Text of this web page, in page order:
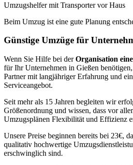
Umzugshelfer mit Transporter vor Haus
Beim Umzug ist eine gute Planung
Günstige Umzüge für
Wenn Sie Hilfe bei derOrganisation
für Ihr Unternehmen in Gießen
Partner mit langjähriger Erfahrung und
Serviceangebot.
Seit mehr als 15 Jahren begleiten wir
Größenordnung und wissen, dass vor
Umzugsplänen Flexibilität und Effizienz
Unsere Preise beginnen bereits bei 23€,
qualitativ hochwertige
erschwinglich sind.